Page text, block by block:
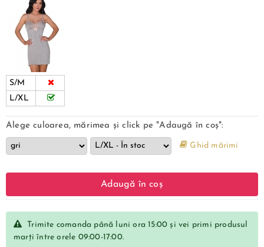
S/M
L/XL
Alege culoarea, mărimea și click pe "Adaugă în coș":
Ghid mărimi
Adaugă în coș
Trimite comanda până luni ora 15:00 și vei primi produsul
marți între orele 09:00-17:00.